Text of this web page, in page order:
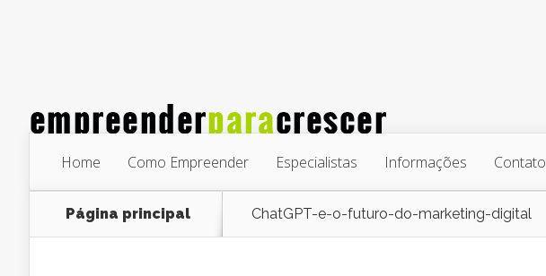
Home Como Empreender Especialistas Informações Contato
Página principal ChatGPT-e-o-futuro-do-marketing-digital